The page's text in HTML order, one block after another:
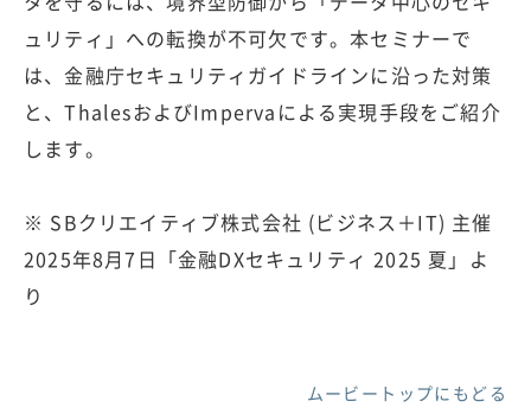
ュリティ」への転換が不可欠です。本セミナーで
は、金融庁セキュリティガイドラインに沿った対策
と、ThalesおよびImpervaによる実現手段をご紹介
します。
※ SBクリエイティブ株式会社 (ビジネス＋IT) 主催
2025年8月7日「金融DXセキュリティ 2025 夏」よ
り
ムービートップにもどる